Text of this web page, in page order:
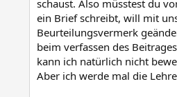
schaust. Also müsstest du
ein Brief schreibt, will mit
Beurteilungsvermerk
beim verfassen des
kann ich natürlich nicht
Aber ich werde mal die